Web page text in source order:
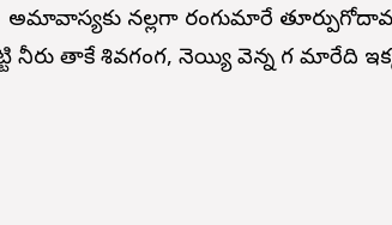
అమావాస్యకు నల్లగా రంగుమారే
నీరు తాకే శివగంగ, నెయ్యి వెన్న గ మారేది